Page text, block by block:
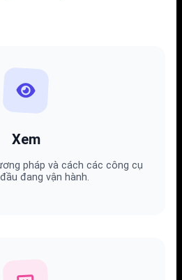
Xem
pháp và cách các công cụ
đang vận hành.